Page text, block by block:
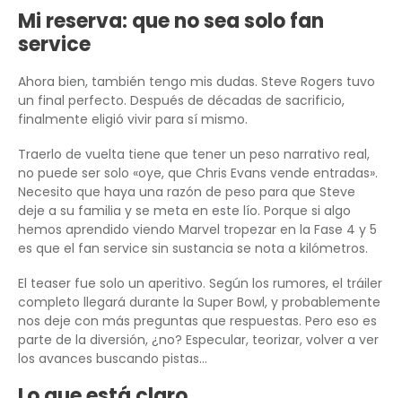
Mi reserva: que no sea solo fan
service
Ahora bien, también tengo mis dudas. Steve Rogers tuvo
un final perfecto. Después de décadas de sacrificio,
finalmente eligió vivir para sí mismo.
Traerlo de vuelta tiene que tener un peso narrativo real,
no puede ser solo «oye, que Chris Evans vende entradas».
Necesito que haya una razón de peso para que Steve
deje a su familia y se meta en este lío. Porque si algo
hemos aprendido viendo Marvel tropezar en la Fase 4 y 5
es que el fan service sin sustancia se nota a kilómetros.
El teaser fue solo un aperitivo. Según los rumores, el tráiler
completo llegará durante la Super Bowl, y probablemente
nos deje con más preguntas que respuestas. Pero eso es
parte de la diversión, ¿no? Especular, teorizar, volver a ver
los avances buscando pistas…